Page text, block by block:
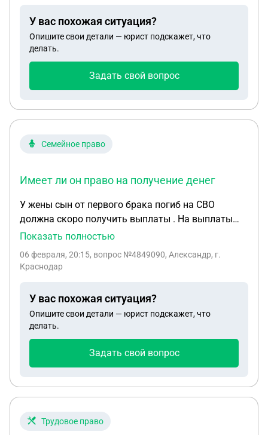
СФР. Имело ли ОСП право на перераспределение
средств с депозита по своему усмотрению или
было обязано вернуть СФР, должнику удержания
по прекращённым ИП?
У вас похожая ситуация?
Опишите свои детали — юрист подскажет, что
делать.
Задать свой вопрос
Семейное право
Имеет ли он право на получение денег
У жены сын от первого брака погиб на СВО
должна скоро получить выплаты . На выплаты
так же стал претендовать бывший муж хотя
жизнь участия в воспитании сына . Имеет ли он
Показать полностью
06 февраля, 20:15, вопрос №4849090, Александр, г.
Краснодар
У вас похожая ситуация?
Опишите свои детали — юрист подскажет, что
делать.
Задать свой вопрос
Трудовое право